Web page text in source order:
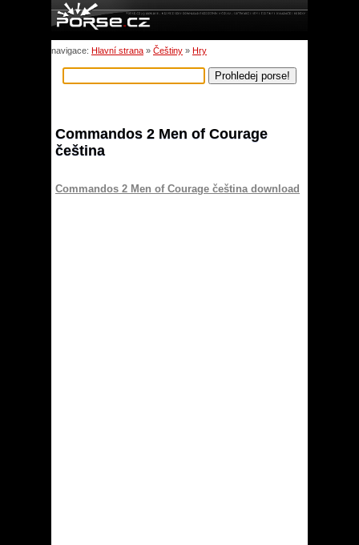
navigace: Hlavní strana » Češtiny » Hry
Commandos 2 Men of Courage
čeština
Commandos 2 Men of Courage čeština download